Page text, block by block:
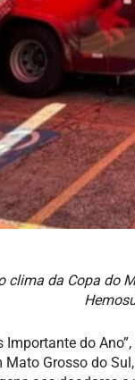
clima da Copa do
Importante do
Grosso do